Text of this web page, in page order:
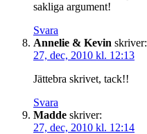
sakliga argument!
Svara
Annelie & Kevin skriver:
27, dec, 2010 kl. 12:13
Jättebra skrivet, tack!!
Svara
Madde skriver:
27, dec, 2010 kl. 12:14